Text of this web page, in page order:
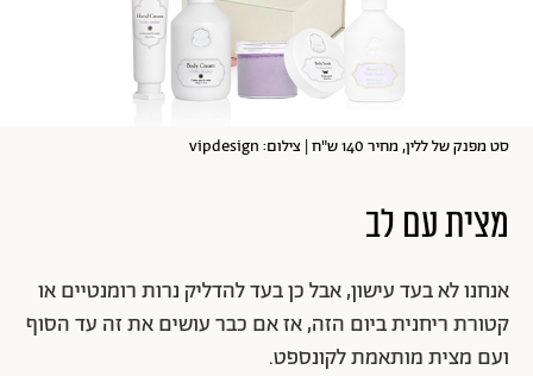
סט מפנק של ללין, מחיר 140 ש"ח | צילום: vipdesign
מצית עם לב
אנחנו לא בעד עישון, אבל כן בעד להדליק נרות רומנטיים או
קטורת ריחנית ביום הזה, אז אם כבר עושים את זה עד הסוף
ועם מצית מותאמת לקונספט.